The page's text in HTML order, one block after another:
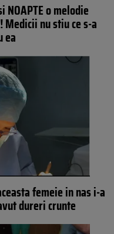
NOAPTE o melodie
Medicii nu stiu ce s-a
ea
femeie in nas i-a
dureri crunte